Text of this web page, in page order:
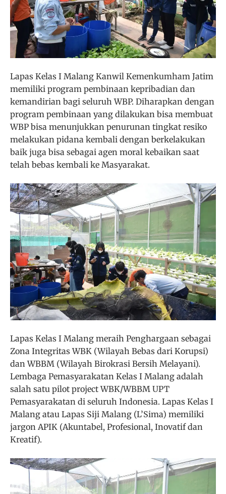
Lapas Kelas I Malang Kanwil Kemenkumham Jatim
memiliki program pembinaan kepribadian dan
kemandirian bagi seluruh WBP. Diharapkan dengan
program pembinaan yang dilakukan bisa membuat
WBP bisa menunjukkan penurunan tingkat resiko
melakukan pidana kembali dengan berkelakukan
baik juga bisa sebagai agen moral kebaikan saat
telah bebas kembali ke Masyarakat.
Lapas Kelas I Malang meraih Penghargaan sebagai
Zona Integritas WBK (Wilayah Bebas dari Korupsi)
dan WBBM (Wilayah Birokrasi Bersih Melayani).
Lembaga Pemasyarakatan Kelas I Malang adalah
salah satu pilot project WBK/WBBM UPT
Pemasyarakatan di seluruh Indonesia. Lapas Kelas I
Malang atau Lapas Siji Malang (L’Sima) memiliki
jargon APIK (Akuntabel, Profesional, Inovatif dan
Kreatif).